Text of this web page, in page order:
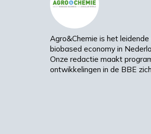
Agro&Chemie is het
biobased economy in
Onze redactie maakt
ontwikkelingen in de BBE